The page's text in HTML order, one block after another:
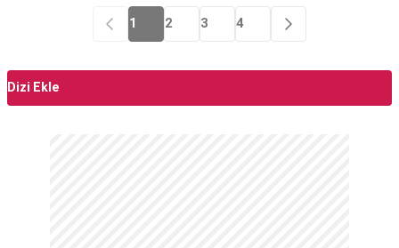
birbirlerine tuzak kurarlar. Fakat bu sene farklıdır
çünkü torun Demir (Nejat İşler) okulunu bitirmiş ve
kasabasına dönmüştür ve torun Gülbeyaz (Şevval
1 2 3 4
Dizi Ekle